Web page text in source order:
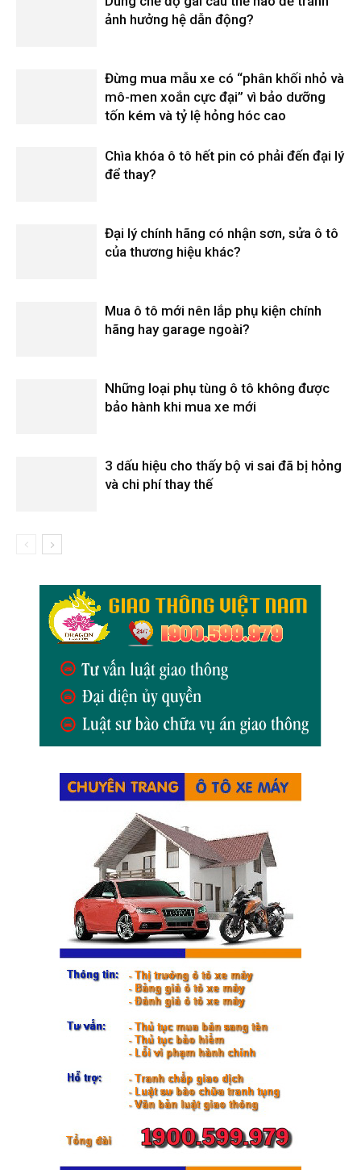
ảnh hưởng hệ dẫn động?
Đừng mua mẫu xe có “phân khối nhỏ và
mô-men xoắn cực đại” vì bảo dưỡng
tốn kém và tỷ lệ hỏng hóc cao
Chìa khóa ô tô hết pin có phải đến đại lý
để thay?
Đại lý chính hãng có nhận sơn, sửa ô tô
của thương hiệu khác?
Mua ô tô mới nên lắp phụ kiện chính
hãng hay garage ngoài?
Những loại phụ tùng ô tô không được
bảo hành khi mua xe mới
3 dấu hiệu cho thấy bộ vi sai đã bị hỏng
và chi phí thay thế